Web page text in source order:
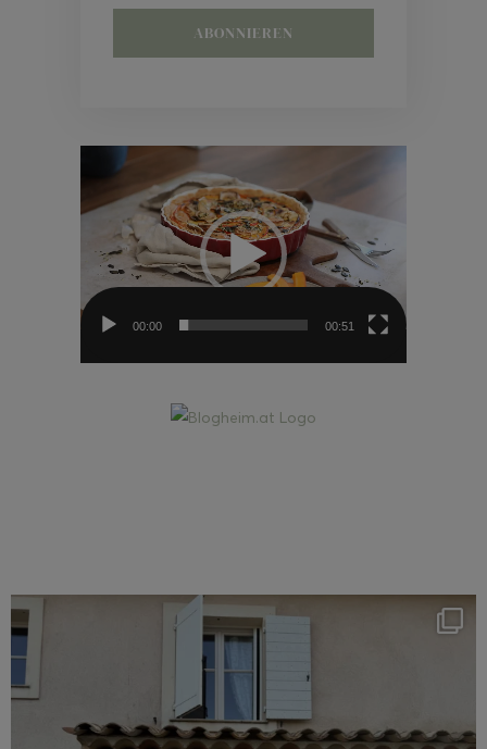
Video-
00:00 00:51